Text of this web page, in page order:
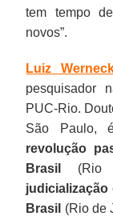
tem tempo
novos”.
Luiz
pesquisador
PUC-Rio.
São Paulo,
revolução
Brasil
(Rio
judicialização
Brasil (Rio de